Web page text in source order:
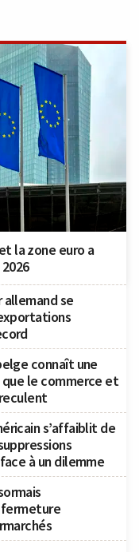
la zone euro a
se
connaît une
le commerce et
s’affaiblit de
à un dilemme